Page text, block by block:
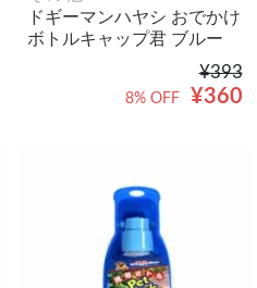
ドギーマンハヤシ おでかけ
ボトルキャップ君 ブルー
¥393
¥360
8% OFF